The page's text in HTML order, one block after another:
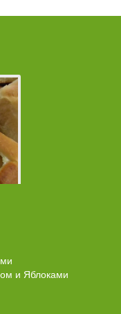
и Яблоками